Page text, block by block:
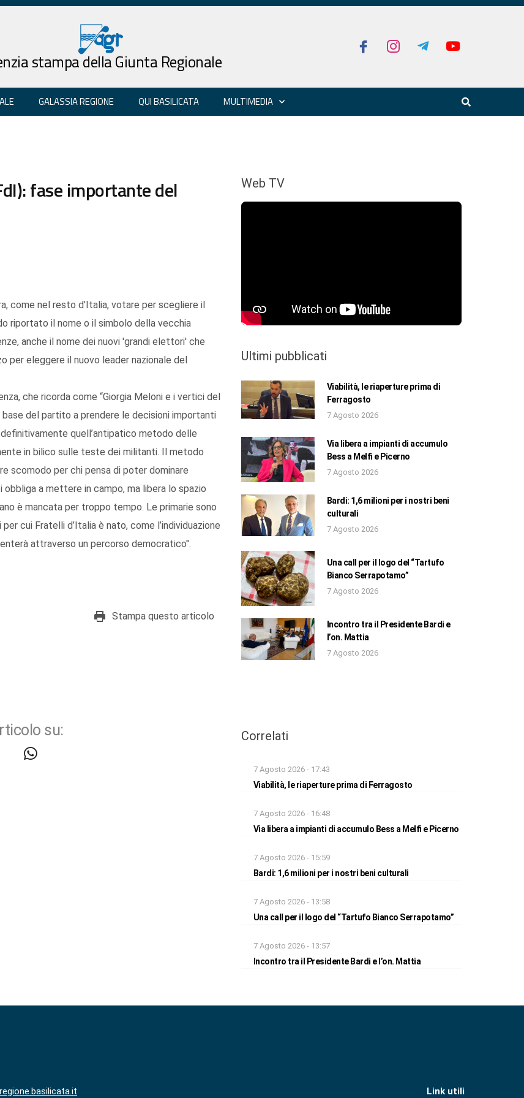
stampa della Giunta Regionale
GALASSIA REGIONE QUI BASILICATA MULTIMEDIA
fase importante del
come nel resto d’Italia, votare per scegliere il
riportato il nome o il simbolo della vecchia
anche il nome dei nuovi 'grandi elettori' che
per eleggere il nuovo leader nazionale del
che ricorda come “Giorgia Meloni e i vertici del
del partito a prendere le decisioni importanti
quell’antipatico metodo delle
in bilico sulle teste dei militanti. Il metodo
scomodo per chi pensa di poter dominare
a mettere in campo, ma libera lo spazio
è mancata per troppo tempo. Le primarie sono
cui Fratelli d’Italia è nato, come l’individuazione
attraverso un percorso democratico".
Stampa questo articolo
su:
Web TV
Ultimi pubblicati
Viabilità, le riaperture prima di
Ferragosto
7 Agosto 2026
Via libera a impianti di accumulo
Bess a Melfi e Picerno
7 Agosto 2026
Bardi: 1,6 milioni per i nostri beni
culturali
7 Agosto 2026
Una call per il logo del “Tartufo
Bianco Serrapotamo”
7 Agosto 2026
Incontro tra il Presidente Bardi e
l’on. Mattia
7 Agosto 2026
Correlati
7 Agosto 2026 - 17:43
Viabilità, le riaperture prima di Ferragosto
7 Agosto 2026 - 16:48
Via libera a impianti di accumulo Bess a Melfi e Picerno
7 Agosto 2026 - 15:59
Bardi: 1,6 milioni per i nostri beni culturali
7 Agosto 2026 - 13:58
Una call per il logo del “Tartufo Bianco Serrapotamo”
7 Agosto 2026 - 13:57
Incontro tra il Presidente Bardi e l’on. Mattia
regione.basilicata.it Link utili